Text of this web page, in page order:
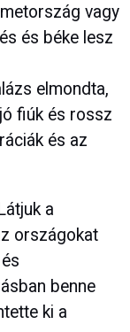
vagy
és béke lesz
elmondta,
fiúk és rossz
és az
a
országokat
benne
ki a